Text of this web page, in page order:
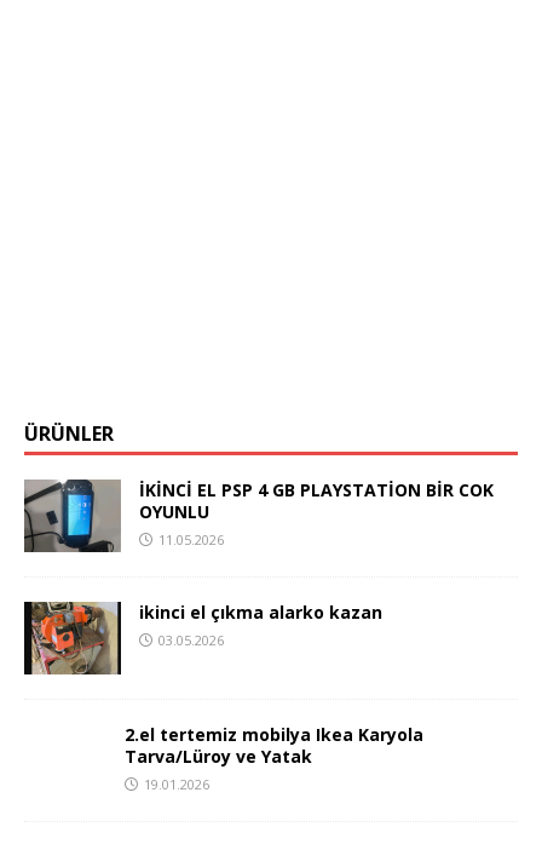
ÜRÜNLER
İKİNCİ EL PSP 4 GB PLAYSTATİON BİR COK
OYUNLU
11.05.2026
ikinci el çıkma alarko kazan
03.05.2026
2.el tertemiz mobilya Ikea Karyola
Tarva/Lüroy ve Yatak
19.01.2026